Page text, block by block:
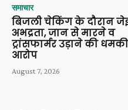
समाचार
बिजली चेकिंग के दौरान
अभद्रता, जान से मारने व
ट्रांसफार्मर उड़ाने की
आरोप
August 7, 2026